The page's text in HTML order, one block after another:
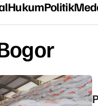
HukumPolitik